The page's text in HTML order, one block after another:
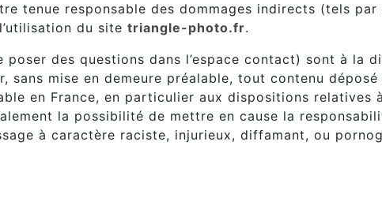
tenue responsable des dommages indirects (tels par
du site triangle-photo.fr.
des questions dans l’espace contact) sont à la
sans mise en demeure préalable, tout contenu
en France, en particulier aux dispositions relatives
la possibilité de mettre en cause la
à caractère raciste, injurieux, diffamant, ou